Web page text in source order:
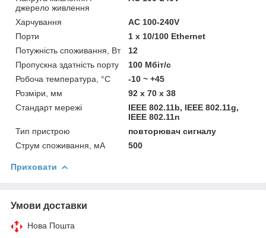
джерело живлення
Харчування
AC 100-240V
Порти
1 x 10/100 Ethernet
Потужність споживання, Вт
12
Пропускна здатність порту
100 Мбіт/с
Робоча температура, °C
-10 ~ +45
Розміри, мм
92 х 70 х 38
Стандарт мережі
IEEE 802.11b, IEEE 802.11g,
IEEE 802.11n
Тип пристрою
повторювач сигналу
Струм споживання, мА
500
Приховати
Умови доставки
Нова Пошта